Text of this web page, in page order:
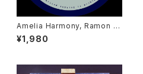
Amelia Harmony, Ramon J
udah, Jah 93, Simon Nyabi
nghi - Lessons Learned "1
¥1,980